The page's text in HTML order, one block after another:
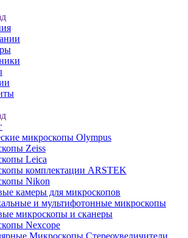
микроскопы Olympus
Zeiss
Leica
комплектации ARSTEK
Nikon
камеры для микроскопов
и мультифотонные микроскопы
микроскопы и сканеры
Nexcope
Микроскопы Стереоувеличители